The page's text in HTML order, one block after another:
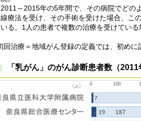
2011～2015年の5年間で、その病院でどの
線療法を受け、その手術を受けた場合、こ
いる。1人の患者で複数の治療を受けている
治療＝地域がん登録の定義では、初めに
「乳がん」のがん診断患者数（2011